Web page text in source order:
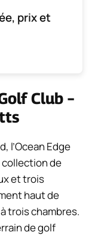
prix et
Club –
l’Ocean Edge
collection de
et trois
haut de
trois chambres.
de golf